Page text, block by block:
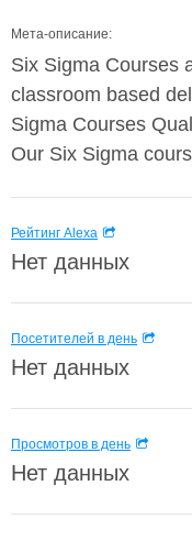
Мета-описание:
Six Sigma Courses
classroom based
Sigma Courses
Our Six Sigma
Рейтинг Alexa
Нет данных
Посетителей в день
Нет данных
Просмотров в день
Нет данных